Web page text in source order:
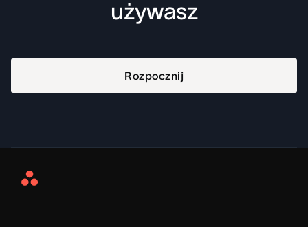
używasz
Rozpocznij
Asana